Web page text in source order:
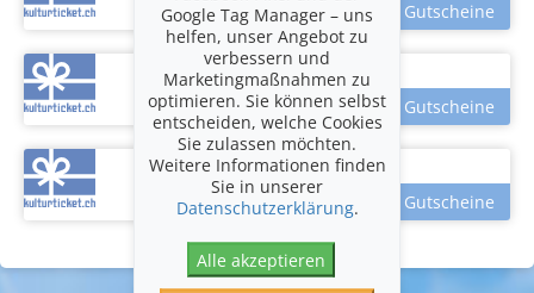
Google Tag Manager – uns
helfen, unser Angebot zu
verbessern und
Marketingmaßnahmen zu
optimieren. Sie können selbst
entscheiden, welche Cookies
Sie zulassen möchten.
Weitere Informationen finden
Sie in unserer
Datenschutzerklärung.
Alle akzeptieren